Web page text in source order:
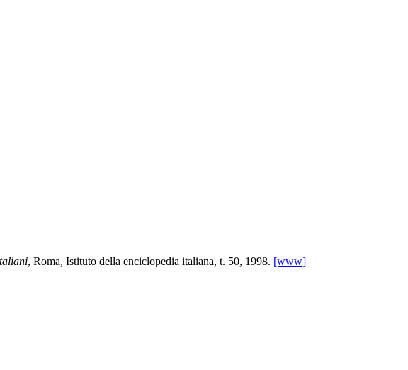
, Roma, Istituto della enciclopedia italiana, t. 50, 1998. [www]